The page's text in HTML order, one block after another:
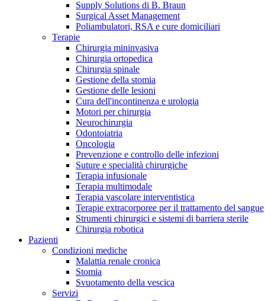
Campione stomia o cateteri
Richiedi gratuitamente un campione al nostro Customer Care,
Trova la tua opportunità di lavoro!
Scopri le opportunità di carriera del Gruppo B. Braun. Visita
Supply Solutions di B. Braun
Surgical Asset Management
Poliambulatori, RSA e cure domiciliari
Terapie
Chirurgia mininvasiva
Chirurgia ortopedica
Chirurgia spinale
Gestione della stomia
Gestione delle lesioni
Cura dell'incontinenza e urologia
Motori per chirurgia
Neurochirurgia
Odontoiatria
Oncologia
Prevenzione e controllo delle infezioni
Suture e specialità chirurgiche
Terapia infusionale
Terapia multimodale
Terapia vascolare interventistica
Terapie extracorporee per il trattamento del sangue
Strumenti chirurgici e sistemi di barriera sterile
Chirurgia robotica
Pazienti
Condizioni mediche
Malattia renale cronica
Stomia
Svuotamento della vescica
Servizi